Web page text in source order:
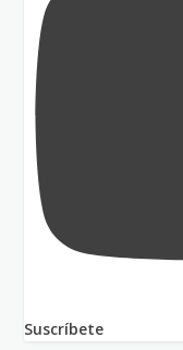
Suscríbete